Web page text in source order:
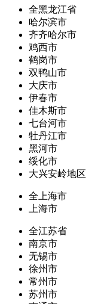
全黑龙江省
哈尔滨市
齐齐哈尔市
鸡西市
鹤岗市
双鸭山市
大庆市
伊春市
佳木斯市
七台河市
牡丹江市
黑河市
绥化市
大兴安岭地区
全上海市
上海市
全江苏省
南京市
无锡市
徐州市
常州市
苏州市